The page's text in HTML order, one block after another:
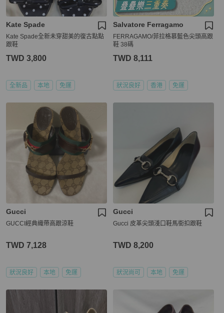
Kate Spade
Kate Spade全新未穿甜美的復古點點
跟鞋
TWD 3,800
全新品 本地 免運
Salvatore Ferragamo
FERRAGAMO/菲拉格慕藍色尖頭高跟
鞋 38碼
TWD 8,111
狀況良好 香港 免運
Gucci
GUCCI經典織帶高跟涼鞋
TWD 7,128
狀況良好 本地 免運
Gucci
Gucci 皮革尖頭淺口鞋馬銜扣跟鞋
TWD 8,200
狀況尚可 本地 免運